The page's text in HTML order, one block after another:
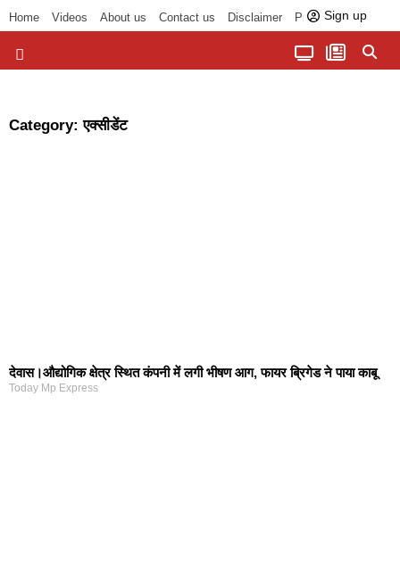
Home Videos About us Contact us Disclaimer Privacy Policy
Sign up
Category: एक्सीडेंट
देवास।औद्योगिक क्षेत्र स्थित कंपनी में लगी भीषण आग, फायर ब्रिगेड ने पाया काबू
Today Mp Express